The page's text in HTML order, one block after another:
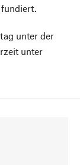
unter der
unter